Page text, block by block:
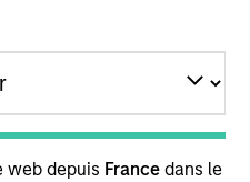
web depuis France dans le
global equity covering